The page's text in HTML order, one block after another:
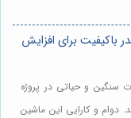
برای افزایش
سنگین و حیاتی در پروژه
دوام و کارایی این ماشین